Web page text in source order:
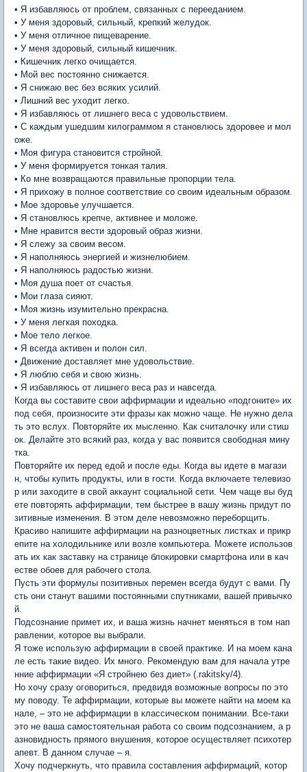
• Я избавляюсь от проблем, связанных с перееданием.
• У меня здоровый, сильный, крепкий желудок.
• У меня отличное пищеварение.
• У меня здоровый, сильный кишечник.
• Кишечник легко очищается.
• Мой вес постоянно снижается.
• Я снижаю вес без всяких усилий.
• Лишний вес уходит легко.
• Я избавляюсь от лишнего веса с удовольствием.
• С каждым ушедшим килограммом я становлюсь здоровее и мол
оже.
• Моя фигура становится стройной.
• У меня формируется тонкая талия.
• Ко мне возвращаются правильные пропорции тела.
• Я прихожу в полное соответствие со своим идеальным образом.
• Мое здоровье улучшается.
• Я становлюсь крепче, активнее и моложе.
• Мне нравится вести здоровый образ жизни.
• Я слежу за своим весом.
• Я наполняюсь энергией и жизнелюбием.
• Я наполняюсь радостью жизни.
• Моя душа поет от счастья.
• Мои глаза сияют.
• Моя жизнь изумительно прекрасна.
• У меня легкая походка.
• Мое тело легкое.
• Я всегда активен и полон сил.
• Движение доставляет мне удовольствие.
• Я люблю себя и свою жизнь.
• Я избавляюсь от лишнего веса раз и навсегда.
Когда вы составите свои аффирмации и идеально «подгоните» их
под себя, произносите эти фразы как можно чаще. Не нужно дела
ть это вслух. Повторяйте их мысленно. Как считалочку или стиш
ок. Делайте это всякий раз, когда у вас появится свободная мину
тка.
Повторяйте их перед едой и после еды. Когда вы идете в магази
н, чтобы купить продукты, или в гости. Когда включаете телевизо
р или заходите в свой аккаунт социальной сети. Чем чаще вы буд
ете повторять аффирмации, тем быстрее в вашу жизнь придут по
зитивные изменения. В этом деле невозможно переборщить.
Красиво напишите аффирмации на разноцветных листках и прикр
епите на холодильнике или возле компьютера. Можете использов
ать их как заставку на странице блокировки смартфона или в кач
естве обоев для рабочего стола.
Пусть эти формулы позитивных перемен всегда будут с вами. Пу
сть они станут вашими постоянными спутниками, вашей привычко
й.
Подсознание примет их, и ваша жизнь начнет меняться в том нап
равлении, которое вы выбрали.
Я тоже использую аффирмации в своей практике. И на моем кана
ле есть такие видео. Их много. Рекомендую вам для начала утре
нние аффирмации «Я стройнею без диет» (.rakitsky/4).
Но хочу сразу оговориться, предвидя возможные вопросы по это
му поводу. Те аффирмации, которые вы можете найти на моем ка
нале, – это не аффирмации в классическом понимании. Все-таки
это не ваша самостоятельная работа со своим подсознанием, а р
азновидность прямого внушения, которое осуществляет психотер
апевт. В данном случае – я.
Хочу подчеркнуть, что правила составления аффирмаций, котор